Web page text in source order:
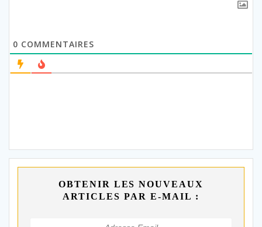
0 COMMENTAIRES
OBTENIR LES NOUVEAUX
ARTICLES PAR E-MAIL :